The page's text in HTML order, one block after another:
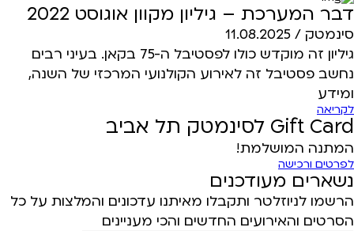
דבר המערכת – גיליון מקוון אוגוסט 2022
סינמטק / 11.08.2025
גיליון זה מוקדש כולו לפסטיבל ה-75 בקאן. בעיני רבים
נחשב פסטיבל זה לאירוע הקולנועי המרכזי של השנה,
ומידע
לקריאה
Gift Card לסינמטק תל אביב
המתנה המושלמת!
לפרטים ורכישה
נשארים מעודכנים
הרשמו לניוזלטר ותקבלו מאיתנו עדכונים והמלצות על כל
הסרטים והאירועים החדשים והכי מעניינים